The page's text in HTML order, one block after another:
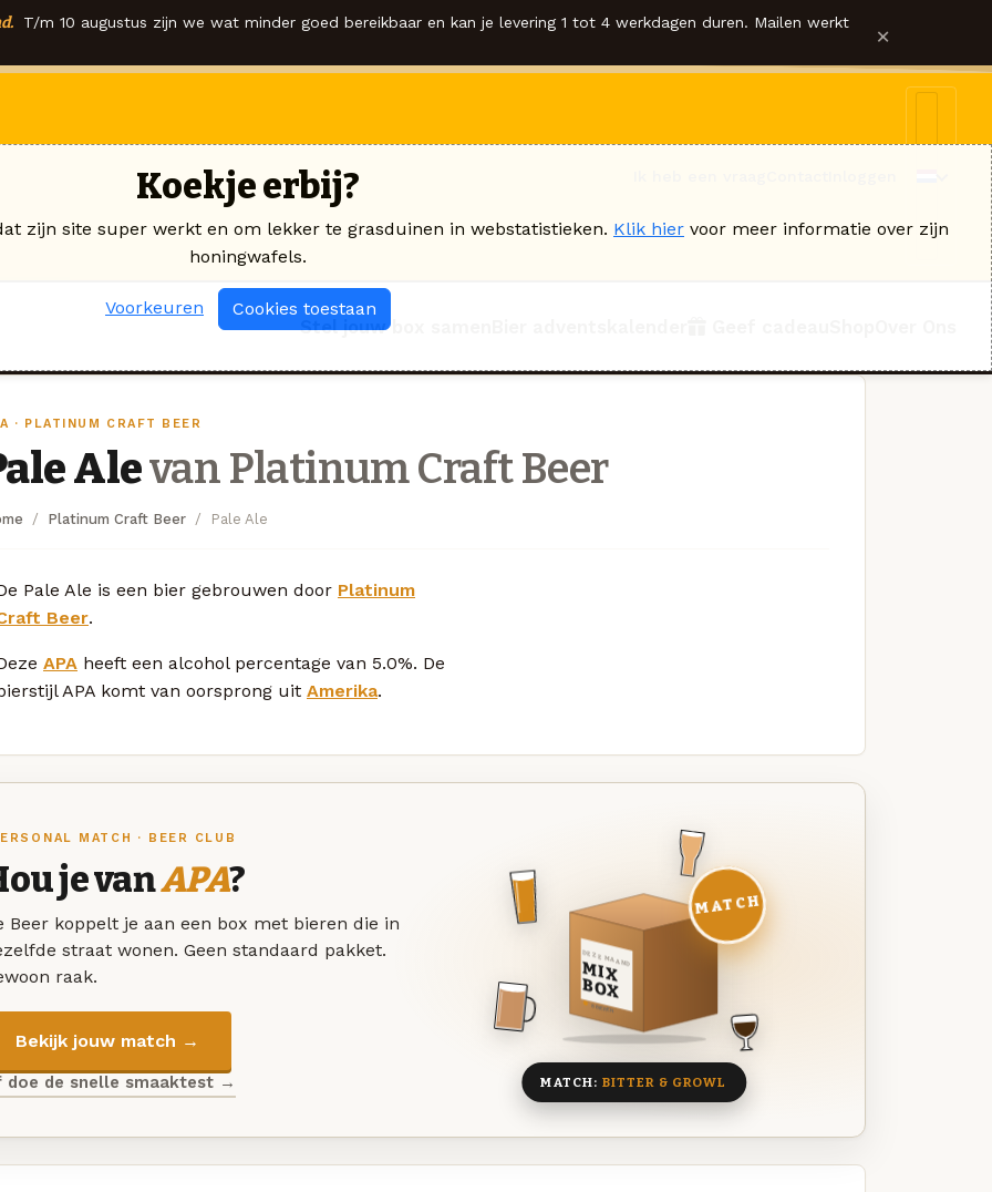
T/m 10 augustus zijn we wat minder goed bereikbaar en kan je levering 1 tot 4 werkdagen duren. Mailen werkt ×
Stel jouw box samen
· PLATINUM CRAFT BEER
Alevan Platinum Craft Beer
Platinum Craft Beer Pale Ale
Pale Ale is een bier gebrouwen door Platinum
Beer.
APA heeft een alcohol percentage van 5.0%. De
APA komt van oorsprong uit Amerika.
MATCH · BEER CLUB
je vanAPA?
Beer koppelt je aan een box met bieren die in
straat wonen. Geen standaard pakket.
raak.
Bekijk jouw match →
doe de snelle smaaktest →
DEZE MAAND
MIX
BOX
8 BIEREN
MATCH
MATCH: BITTER & GROWL
Koekje erbij?
zijn site super werkt en om lekker te grasduinen in webstatistieken. Klik hier voor meer informatie over zijn
honingwafels.
Voorkeuren Cookies toestaan